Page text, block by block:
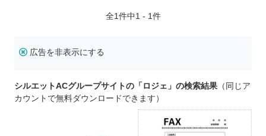
全1件中1 - 1件
広告を非表示にする
シルエットACグループサイトの「ロジェ」の検索結果 （同じア
カウントで無料ダウンロードできます）